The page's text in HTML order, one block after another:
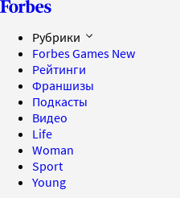
Рубрики
Forbes Games New
Рейтинги
Франшизы
Подкасты
Видео
Life
Woman
Sport
Young